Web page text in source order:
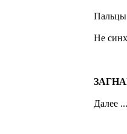
Пальцы
Не
Далее ...